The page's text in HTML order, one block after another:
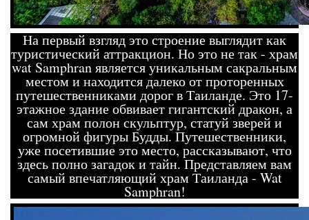
На первый взгляд это строение выглядит как
туристический аттракцион. Но это не так - храм
wat Samphran является уникальным сакральным
местом и находится далеко от проторенных
путешественниками дорог в Таиланде. Это 17-
этажное здание обвивает гигантский дракон, а
сам храм полон скульптур, статуй зверей и
огромной фигуры Будды. Путешественники,
уже посетившие это место, рассказывают, что
здесь полно загадок и тайн. Представляем вам
самый впечатляющий храм Таиланда - Wat
Samphran!